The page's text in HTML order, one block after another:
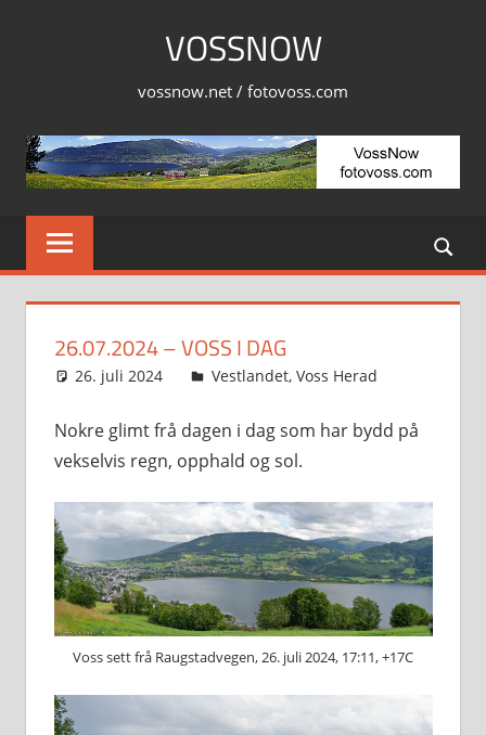
VOSSNOW
vossnow.net / fotovoss.com
26.07.2024 – VOSS I DAG
26. juli 2024 Svein
Vestlandet, Voss Herad
Nokre glimt frå dagen i dag som har bydd på
vekselvis regn, opphald og sol.
Voss sett frå Raugstadvegen, 26. juli 2024, 17:11, +17C